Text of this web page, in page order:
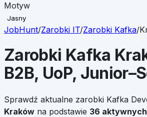
Motyw
Jasny
JobHunt/Zarobki IT/Zarobki Kafka/
Zarobki Kafka
B2B, UoP,
Sprawdź aktualne zarobki Kafka
Kraków na podstawie 36